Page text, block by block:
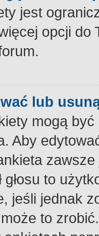
jest
opcji
lub
mogą
Aby
głosu to
jeśli jednak
to